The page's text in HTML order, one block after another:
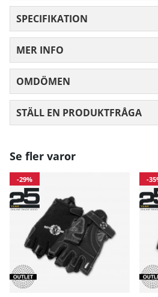
SPECIFIKATION
MER INFO
OMDÖMEN
STÄLL EN PRODUKTFRÅGA
Se fler varor
-29% -